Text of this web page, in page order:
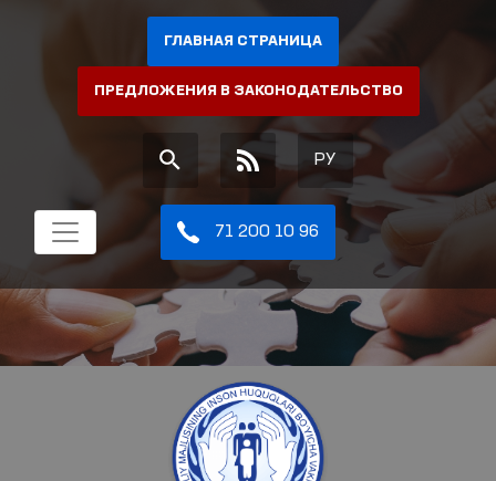
ГЛАВНАЯ СТРАНИЦА
ПРЕДЛОЖЕНИЯ В ЗАКОНОДАТЕЛЬСТВО
РУ
71 200 10 96